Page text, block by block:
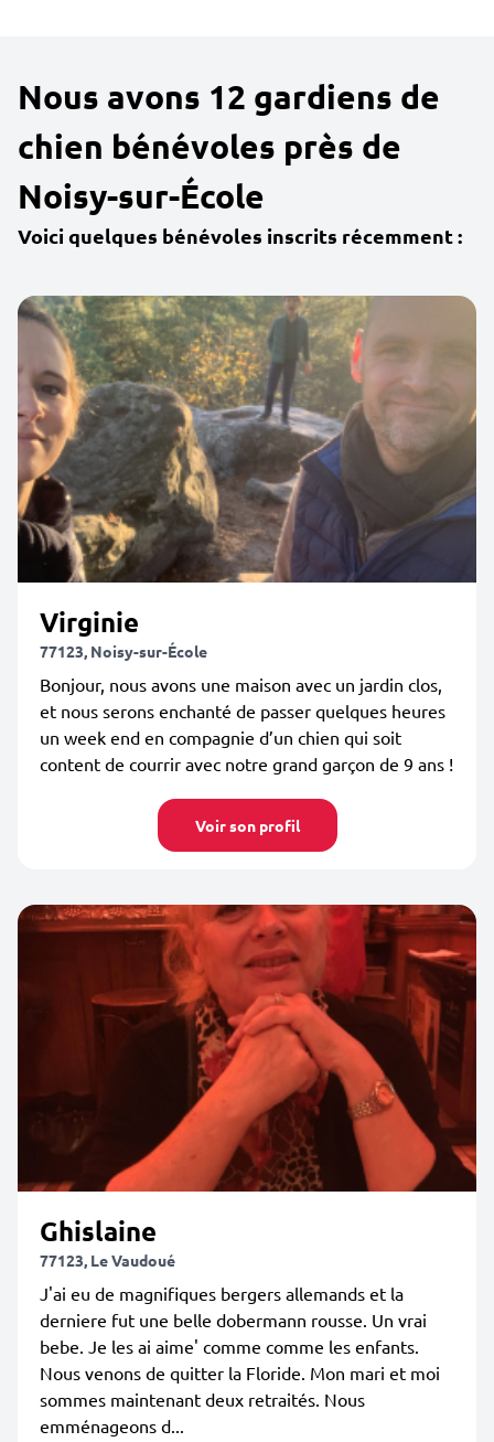
Nous avons 12 gardiens de
chien bénévoles près de
Noisy-sur-École
Voici quelques bénévoles inscrits récemment :
Virginie
77123, Noisy-sur-École
Bonjour, nous avons une maison avec un jardin clos,
et nous serons enchanté de passer quelques heures
un week end en compagnie d’un chien qui soit
content de courrir avec notre grand garçon de 9 ans !
Voir son profil
Ghislaine
77123, Le Vaudoué
J'ai eu de magnifiques bergers allemands et la
derniere fut une belle dobermann rousse. Un vrai
bebe. Je les ai aime' comme comme les enfants.
Nous venons de quitter la Floride. Mon mari et moi
sommes maintenant deux retraités. Nous
emménageons d...